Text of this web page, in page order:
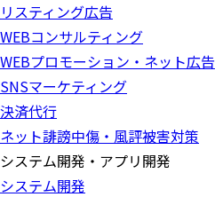
リスティング広告
WEBコンサルティング
WEBプロモーション・ネット広告
SNSマーケティング
決済代行
ネット誹謗中傷・風評被害対策
システム開発・アプリ開発
システム開発